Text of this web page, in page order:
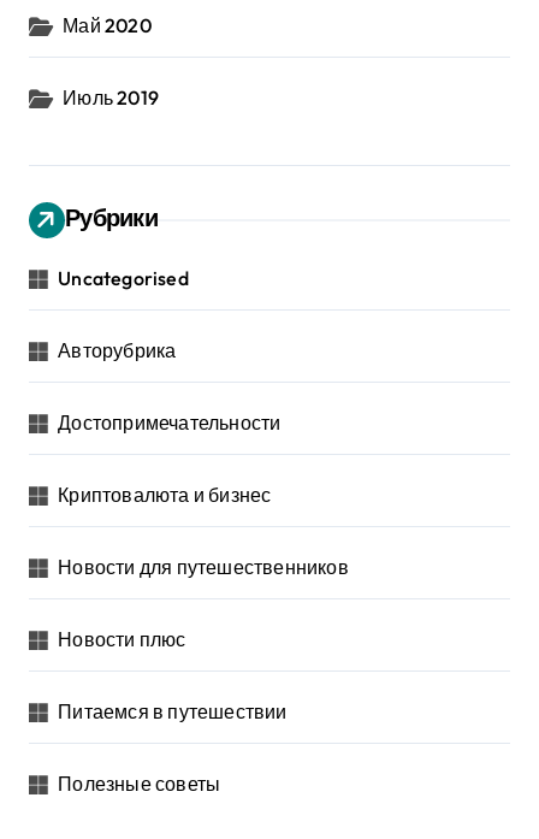
Май 2020
Июль 2019
Рубрики
Uncategorised
Авторубрика
Достопримечательности
Криптовалюта и бизнес
Новости для путешественников
Новости плюс
Питаемся в путешествии
Полезные советы